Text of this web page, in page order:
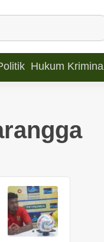
Hukum Kriminal